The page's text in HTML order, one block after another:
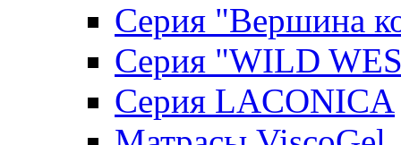
Серия "Вершина
Серия "WILD
Серия LACONICA